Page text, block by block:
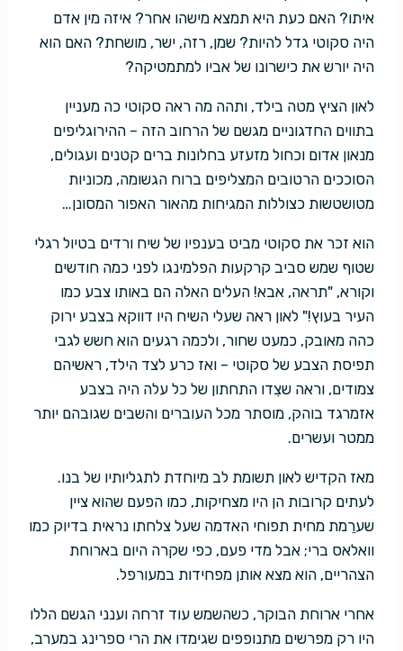
איתו? האם כעת היא תמצא מישהו אחר? איזה מין אדם
היה סקוטי גדל להיות? שמן, רזה, ישר, מושחת? האם הוא
היה יורש את כישרונו של אביו למתמטיקה?
לאון הציץ מטה בילד, ותהה מה ראה סקוטי כה מעניין
בתווים החדגוניים מגשם של הרחוב הזה – ההירוגליפים
מנאון אדום וכחול מזעזע בחלונות ברים קטנים ועגולים,
הסוככים הרטובים המצליפים ברוח הגשומה, מכוניות
מטושטשות כצוללות המגיחות מהאור האפור המסונן…
הוא זכר את סקוטי מביט בענפיו של שיח ורדים בטיול רגלי
שטוף שמש סביב קרקעות הפלמינגו לפני כמה חודשים
וקורא, "תראה, אבא! העלים האלה הם באותו צבע כמו
העיר בעוץ!" לאון ראה שעלי השיח היו דווקא בצבע ירוק
כהה מאובק, כמעט שחור, ולכמה רגעים הוא חשש לגבי
תפיסת הצבע של סקוטי – ואז כרע לצד הילד, ראשיהם
צמודים, וראה שצִדו התחתון של כל עלה היה בצבע
אזמרגד בוהק, מוסתר מכל העוברים והשבים שגובהם יותר
ממטר ועשרים.
מאז הקדיש לאון תשומת לב מיוחדת לתגליותיו של בנו.
לעתים קרובות הן היו מצחיקות, כמו הפעם שהוא ציין
שערֵמת מחית תפוחי האדמה שעל צלחתו נראית בדיוק כמו
וואלאס ברי; אבל מדי פעם, כפי שקרה היום בארוחת
הצהריים, הוא מצא אותן מפחידות במעורפל.
אחרי ארוחת הבוקר, כשהשמש עוד זרחה וענני הגשם הללו
היו רק מפרשים מתנופפים שגימדו את הרי ספרינג במערב,